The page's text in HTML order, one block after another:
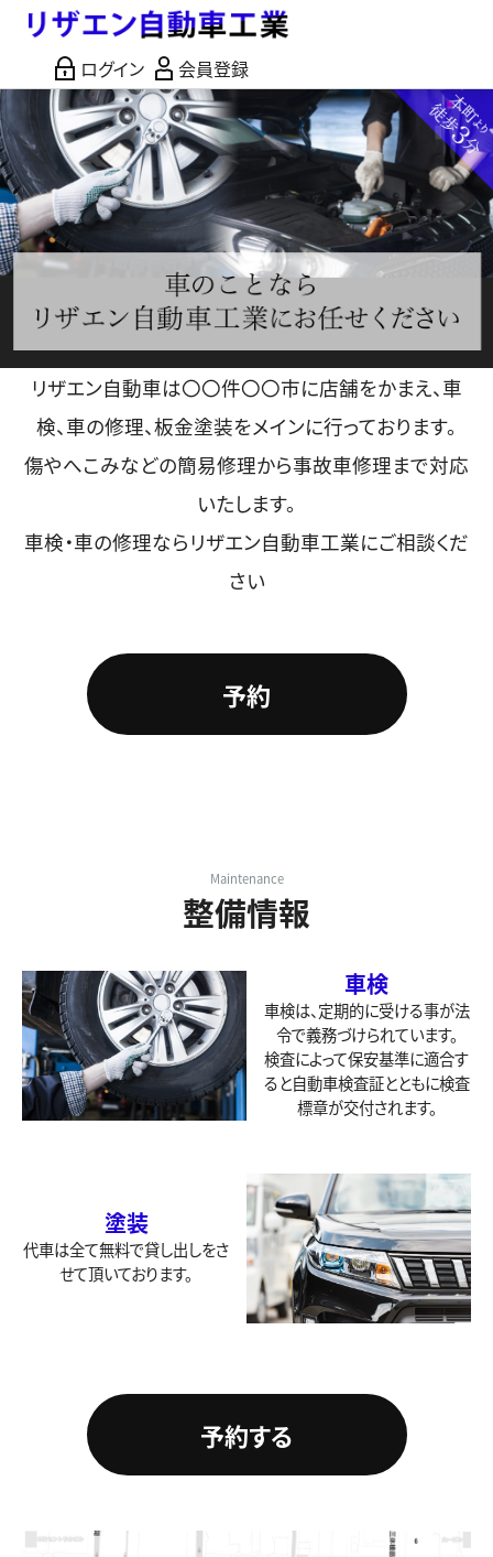
ログイン 会員登録
リザエン自動車は〇〇件〇〇市に店舗をかまえ、車
検、車の修理、板金塗装をメインに行っております。
傷やへこみなどの簡易修理から事故車修理まで対応
いたします。
車検・車の修理ならリザエン自動車工業にご相談くだ
さい
予約
Maintenance
整備情報
車検
車検は、定期的に受ける事が法
令で義務づけられています。
検査によって保安基準に適合す
ると自動車検査証とともに検査
標章が交付されます。
塗装
代車は全て無料で貸し出しをさ
せて頂いております。
予約する